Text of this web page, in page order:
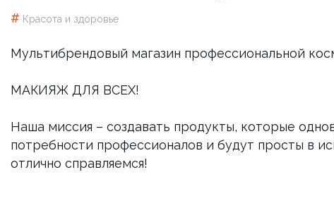
# Красота и здоровье
Мультибрендовый магазин профессиональной
МАКИЯЖ ДЛЯ ВСЕХ!
Наша миссия – создавать продукты, которые
потребности профессионалов и будут просты в
отлично справляемся!